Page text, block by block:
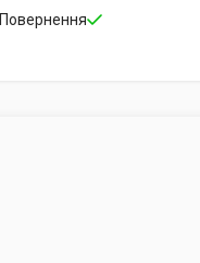
Повернення